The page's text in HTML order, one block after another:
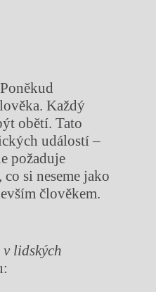
Každý
obětí. Tato
událostí –
požaduje
si neseme jako
člověkem.
v lidských